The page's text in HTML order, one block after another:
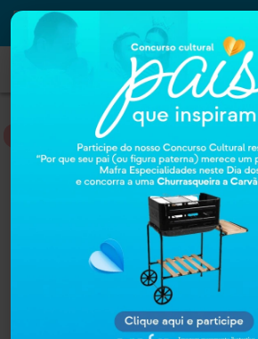
PRIMEIRA COMPRA NA MAFRA? USE
GANHE
Home